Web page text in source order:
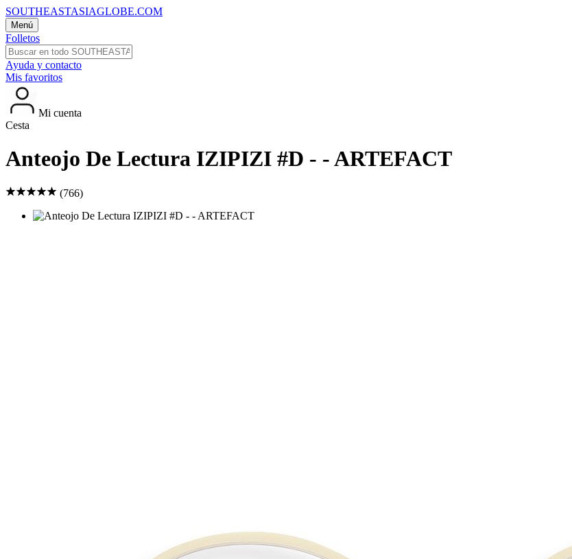
SOUTHEASTASIAGLOBE.COM
Menú
Folletos
Ayuda y contacto
Mis favoritos
Mi cuenta
Cesta
Anteojo De Lectura IZIPIZI #D - - ARTEFACT
(766)